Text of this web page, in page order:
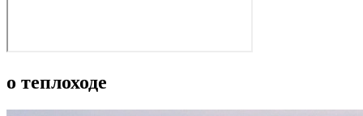
о теплоходе